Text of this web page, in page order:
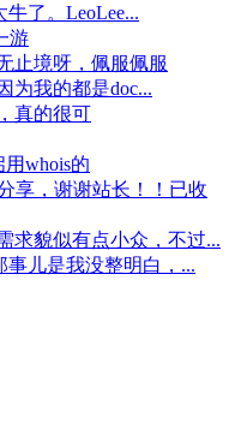
了。LeoLee...
游
止境呀，佩服佩服
为我的都是doc...
真的很可
whois的
享，谢谢站长！！已收
求貌似有点小众，不过...
事儿是我没整明白，...